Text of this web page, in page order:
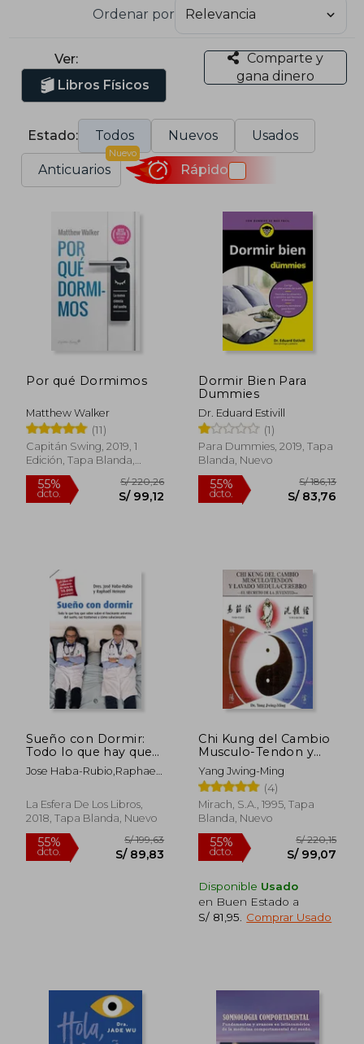
Ordenar por
Ver:
Libros Físicos
Comparte y
gana dinero
Estado: Todos Nuevos Usados
Anticuarios
Nuevo
Rápido
Por qué Dormimos
Matthew Walker
(11)
Capitán Swing, 2019, 1
Edición, Tapa Blanda,
Nuevo
55%
dcto. S/ 99,12
Dormir Bien Para
Dummies
Dr. Eduard Estivill
(1)
Para Dummies, 2019, Tapa
Blanda, Nuevo
55%
dcto.
Sueño con Dormir:
Todo lo que hay que
Saber Sobre el
Fascinante Universo
Trastornos y Como
Solucionarlos
Jose Haba-Rubio,Raphael
La Esfera De Los Libros,
2018, Tapa Blanda, Nuevo
55%
S/ 89,83
Chi Kung del Cambio
Musculo-Tendon y
Lavado Medula-
Cerebro: El se Creto
de la Juventud
Yang Jwing-Ming
(4)
Mirach, S.A., 1995, Tapa
Blanda, Nuevo
55%
Disponible Usado
en Buen Estado a
S/ 81,95
Comprar Usado